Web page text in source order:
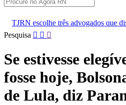
que disputarão vaga de
Pular
conteúdo
Pesquisa
Se estivesse
fosse hoje,
de Lula, diz